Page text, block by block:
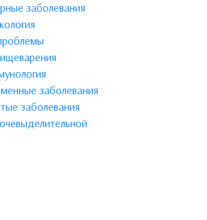
заболевания
заболевания
заболевания